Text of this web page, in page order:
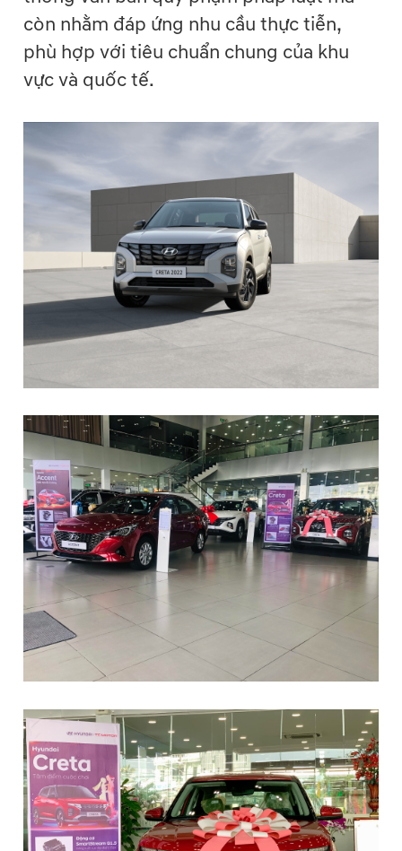
còn nhằm đáp ứng nhu cầu thực tiễn,
phù hợp với tiêu chuẩn chung của khu
vực và quốc tế.